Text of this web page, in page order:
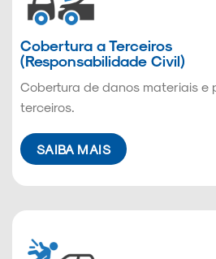
Cobertura a Terceiros
(Responsabilidade Civil)
Cobertura de danos materiais e
terceiros.
SAIBA MAIS